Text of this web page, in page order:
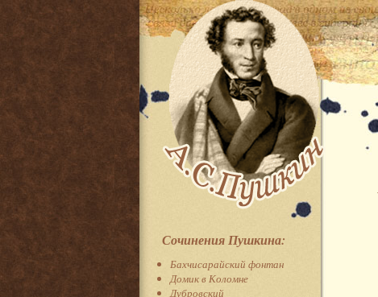
Сочинения Пушкина:
Бахчисарайский фонтан
Домик в Коломне
Дубровский